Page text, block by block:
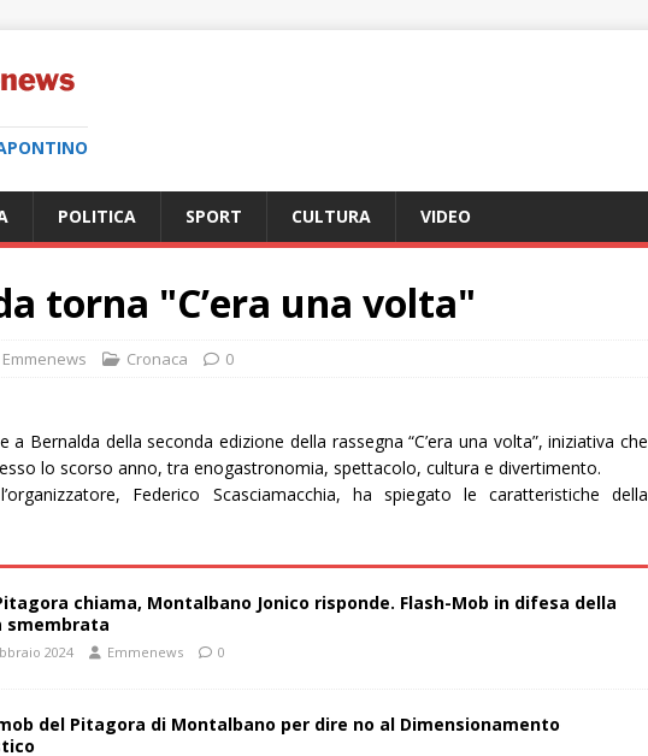
POLITICA SPORT CULTURA VIDEO
torna "C’era una volta"
Emmenews Cronaca 0
a Bernalda della seconda edizione della rassegna “C’era una volta”, iniziativa che
lo scorso anno, tra enogastronomia, spettacolo, cultura e divertimento.
Federico Scasciamacchia, ha spiegato le caratteristiche della
chiama, Montalbano Jonico risponde. Flash-Mob in difesa della
smembrata
2024 Emmenews 0
del Pitagora di Montalbano per dire no al Dimensionamento